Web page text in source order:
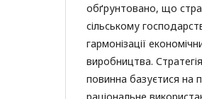
обґрунтовано, що
сільському
гармонізації
виробництва.
повинна базуєтися на
раціональне